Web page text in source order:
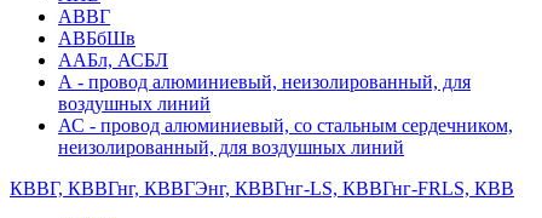
АВВГ
АВБбШв
ААБл, АСБЛ
А - провод алюминиевый, неизолированный, для
воздушных линий
АС - провод алюминиевый, со стальным сердечником,
неизолированный, для воздушных линий
КВВГ, КВВГнг, КВВГЭнг, КВВГнг-LS, КВВГнг-FRLS, КВВ